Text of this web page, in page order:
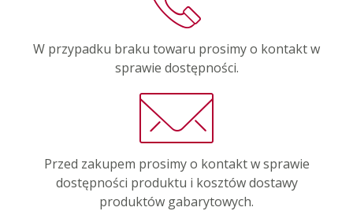
W przypadku braku towaru prosimy o kontakt w
sprawie dostępności.
Przed zakupem prosimy o kontakt w sprawie
dostępności produktu i kosztów dostawy
produktów gabarytowych.